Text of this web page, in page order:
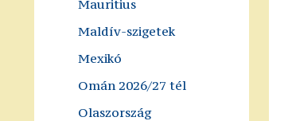
Mauritius
Maldív-szigetek
Mexikó
Omán 2026/27 tél
Olaszország